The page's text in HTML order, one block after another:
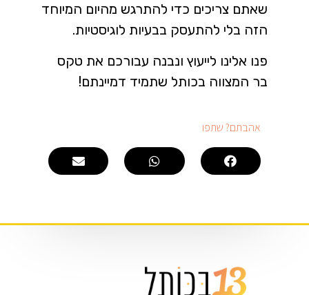
שאתם צריכים כדי להתרגש מהיום המיוחד
הזה בלי להתעסק בבעיות לוגיסטיות.
פנו אלינו לייעוץ ונבנה עבורכם את טקס
בר המצווה בכותל שתמיד דמיינתם!
אהבתם? שתפו​